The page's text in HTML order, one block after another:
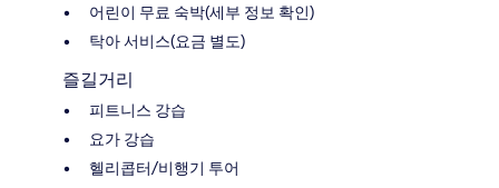
어린이 무료 숙박(세부 정보 확인)
탁아 서비스(요금 별도)
즐길거리
피트니스 강습
요가 강습
헬리콥터/비행기 투어